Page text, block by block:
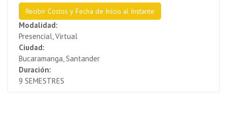
Recibir Costos y Fecha de Inicio al Instante
Modalidad:
Presencial, Virtual
Ciudad:
Bucaramanga, Santander
Duración:
9 SEMESTRES